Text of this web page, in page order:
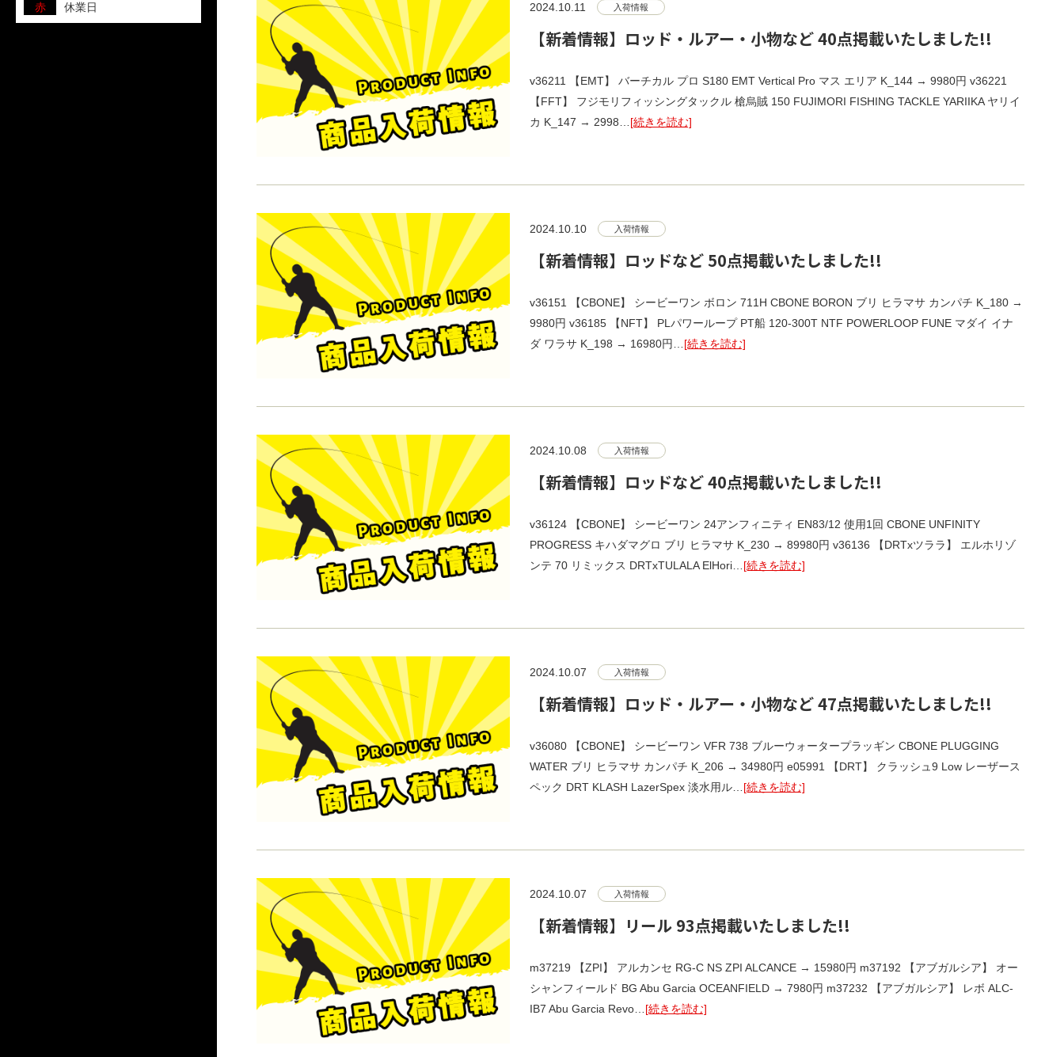
赤
休業日 2024.10.11 入荷情報
【新着情報】ロッド・ルアー・小物など 40点掲載いたしました!!
v36211 【EMT】 バーチカル プロ S180 EMT Vertical Pro マス エリア K_144 → 9980円 v36221
【FFT】 フジモリフィッシングタックル 槍烏賊 150 FUJIMORI FISHING TACKLE YARIIKA ヤリイ
カ K_147 → 2998…[続きを読む]
2024.10.10 入荷情報
【新着情報】ロッドなど 50点掲載いたしました!!
v36151 【CBONE】 シービーワン ボロン 711H CBONE BORON ブリ ヒラマサ カンパチ K_180 →
9980円 v36185 【NFT】 PLパワーループ PT船 120-300T NTF POWERLOOP FUNE マダイ イナ
ダ ワラサ K_198 → 16980円… [続きを読む]
2024.10.08 入荷情報
【新着情報】ロッドなど 40点掲載いたしました!!
v36124 【CBONE】 シービーワン 24アンフィニティ EN83/12 使用1回 CBONE UNFINITY
PROGRESS キハダマグロ ブリ ヒラマサ K_230 → 89980円 v36136 【DRTxツララ】 エルホリゾ
ンテ 70 リミックス DRTxTULALA ElHori… [続きを読む]
2024.10.07 入荷情報
【新着情報】ロッド・ルアー・小物など 47点掲載いたしました!!
v36080 【CBONE】 シービーワン VFR 738 ブルーウォータープラッギン CBONE PLUGGING
WATER ブリ ヒラマサ カンパチ K_206 → 34980円 e05991 【DRT】 クラッシュ9 Low レーザース
ペック DRT KLASH LazerSpex 淡水用ル… [続きを読む]
2024.10.07 入荷情報
【新着情報】リール 93点掲載いたしました!!
m37219 【ZPI】 アルカンセ RG-C NS ZPI ALCANCE → 15980円 m37192 【アブガルシア】 オー
シャンフィールド BG Abu Garcia OCEANFIELD → 7980円 m37232 【アブガルシア】 レボ ALC-
IB7 Abu Garcia Revo… [続きを読む]